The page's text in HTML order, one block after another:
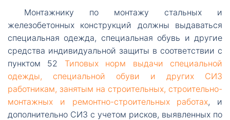
Монтажнику
по монтажу стальных и
железобетонных конструкций должны выдаваться
специальная одежда, специальная обувь и другие
средства индивидуальной защиты в соответствии с
пунктом 52 Типовых норм выдачи специальной
одежды, специальной обуви и других СИЗ
работникам, занятым на строительных, строительно-
монтажных и ремонтно-строительных работах, и
дополнительно СИЗ с учетом рисков, выявленных по